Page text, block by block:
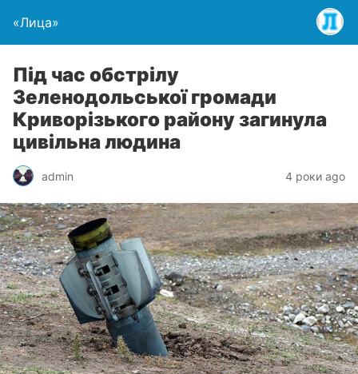
«Лица»
Під час обстрілу
Зеленодольської громади
Криворізького району загинула
цивільна людина
admin 4 роки ago